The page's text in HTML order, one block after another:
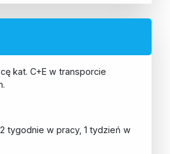
kat. C+E w transporcie
tygodnie w pracy, 1 tydzień w